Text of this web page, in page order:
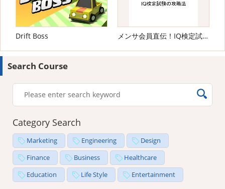
Drift Boss メンサ会員直伝！IQ検定試験の攻略法
Search Course
Category Search
Marketing Engineering
Design
Finance
Business
Healthcare
Education
Life Style Entertainment